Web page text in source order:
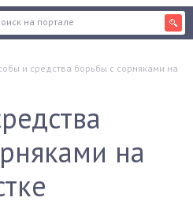
и средства борьбы с сорняками на
на